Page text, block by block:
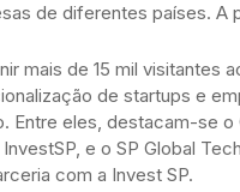
de diferentes países. A
mais de 15 mil visitantes
de startups e
Entre eles, destacam-se o
e o SP Global
com a Invest SP.